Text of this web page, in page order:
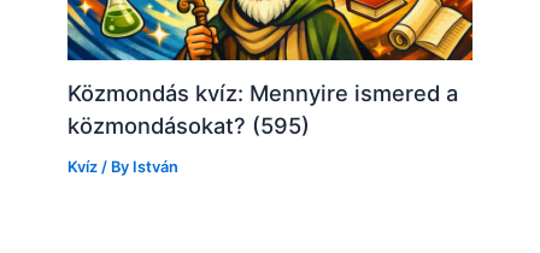
Közmondás kvíz: Mennyire ismered a
közmondásokat? (595)
Kvíz / By István